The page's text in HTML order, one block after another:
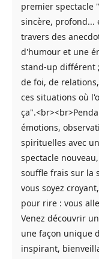
premier spectacle
sincère, profond...
travers des
d'humour et une
stand-up différent
de foi, de
ces situations où
émotions,
spirituelles avec
spectacle
souffle frais sur la
vous soyez
pour rire : vous
Venez découvrir
une façon unique
inspirant,